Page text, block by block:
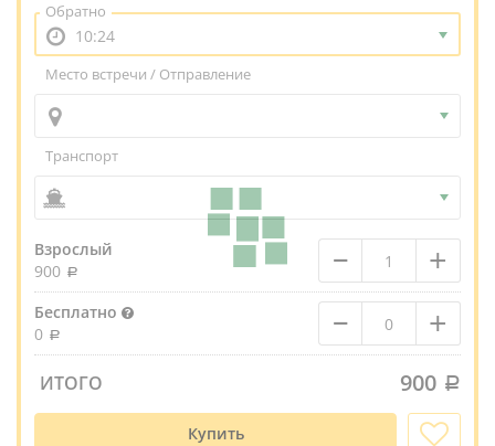
Обратно
10:24
Место встречи / Отправление
Транспорт
Взрослый
900
– +
Бесплатно
0
– +
ИТОГО 900
Купить